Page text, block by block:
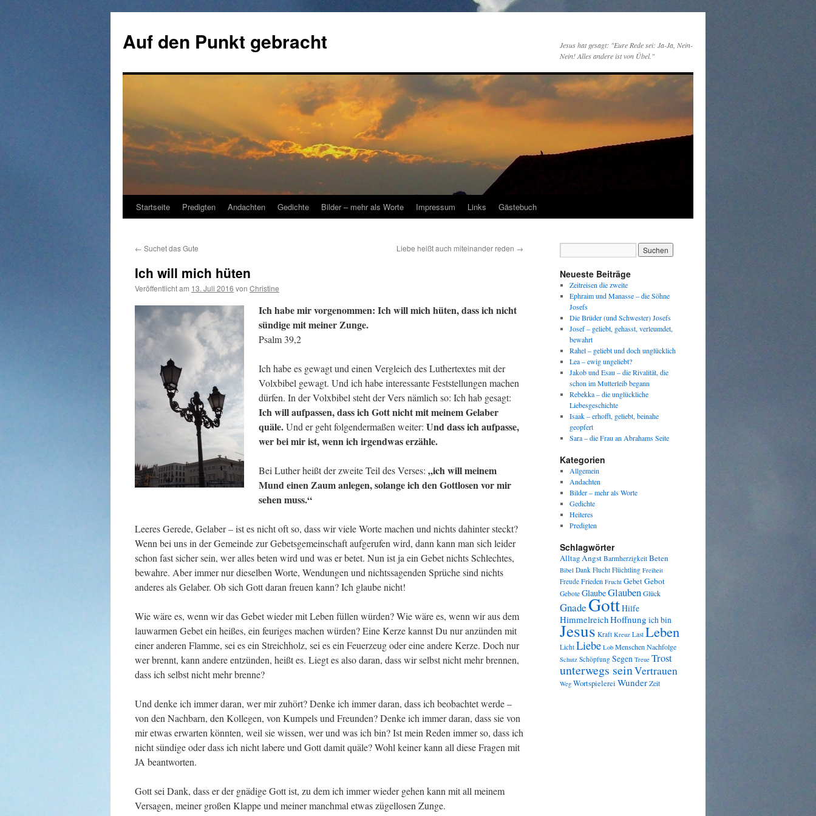
springen
Auf den Punkt gebracht
Jesus hat gesagt: "Eure Rede sei: Ja-Ja, Nein-
Nein! Alles andere ist von Übel."
Startseite Predigten Andachten Gedichte Bilder – mehr als Worte Impressum Links Gästebuch
← Suchet das Gute Liebe heißt auch miteinander reden →
Ich will mich hüten
Veröffentlicht am 13. Juli 2016 von Christine
Ich habe mir vorgenommen: Ich will mich hüten, dass ich nicht
sündige mit meiner Zunge.
Psalm 39,2
Ich habe es gewagt und einen Vergleich des Luthertextes mit der
Volxbibel gewagt. Und ich habe interessante Feststellungen machen
dürfen. In der Volxbibel steht der Vers nämlich so: Ich hab gesagt:
Ich will aufpassen, dass ich Gott nicht mit meinem Gelaber
quäle.Und er geht folgendermaßen weiter: Und dass ich aufpasse,
wer bei mir ist, wenn ich irgendwas erzähle.
Bei Luther heißt der zweite Teil des Verses: „ich will meinem
Mund einen Zaum anlegen, solange ich den Gottlosen vor mir
sehen muss.“
Leeres Gerede, Gelaber – ist es nicht oft so, dass wir viele Worte machen und nichts dahinter steckt?
Wenn bei uns in der Gemeinde zur Gebetsgemeinschaft aufgerufen wird, dann kann man sich leider
schon fast sicher sein, wer alles beten wird und was er betet. Nun ist ja ein Gebet nichts Schlechtes,
bewahre. Aber immer nur dieselben Worte, Wendungen und nichtssagenden Sprüche sind nichts
anderes als Gelaber. Ob sich Gott daran freuen kann? Ich glaube nicht!
Wie wäre es, wenn wir das Gebet wieder mit Leben füllen würden? Wie wäre es, wenn wir aus dem
lauwarmen Gebet ein heißes, ein feuriges machen würden? Eine Kerze kannst Du nur anzünden mit
einer anderen Flamme, sei es ein Streichholz, sei es ein Feuerzeug oder eine andere Kerze. Doch nur
wer brennt, kann andere entzünden, heißt es. Liegt es also daran, dass wir selbst nicht mehr brennen,
dass ich selbst nicht mehr brenne?
Und denke ich immer daran, wer mir zuhört? Denke ich immer daran, dass ich beobachtet werde –
von den Nachbarn, den Kollegen, von Kumpels und Freunden? Denke ich immer daran, dass sie von
mir etwas erwarten könnten, weil sie wissen, wer und was ich bin? Ist mein Reden immer so, dass ich
nicht sündige oder dass ich nicht labere und Gott damit quäle? Wohl keiner kann all diese Fragen mit
JA beantworten.
Gott sei Dank, dass er der gnädige Gott ist, zu dem ich immer wieder gehen kann mit all meinem
Versagen, meiner großen Klappe und meiner manchmal etwas zügellosen Zunge.
Neueste Beiträge
Zeitreisen die zweite
Ephraim und Manasse – die Söhne
Josefs
Die Brüder (und Schwester) Josefs
Josef – geliebt, gehasst, verleumdet,
bewahrt
Rahel – geliebt und doch unglücklich
Lea – ewig ungeliebt?
Jakob und Esau – die Rivalität, die
schon im Mutterleib begann
Rebekka – die unglückliche
Liebesgeschichte
Isaak – erhofft, geliebt, beinahe
geopfert
Sara – die Frau an Abrahams Seite
Kategorien
Allgemein
Andachten
Bilder – mehr als Worte
Gedichte
Heiteres
Predigten
Schlagwörter
AlltagAngst Barmherzigkeit Beten
Bibel Dank Flucht Flüchtling Freiheit
Freude Frieden Frucht GebetGebot
Gebote GlaubeGlaubenGlück
GnadeGottHilfe
HimmelreichHoffnung ich bin
Jesus Kraft Kreuz Last Leben
Licht Liebe Lob MenschenNachfolge
Schutz Schöpfung Segen Treue Trost
unterwegs seinVertrauen
Weg Wortspielerei WunderZeit